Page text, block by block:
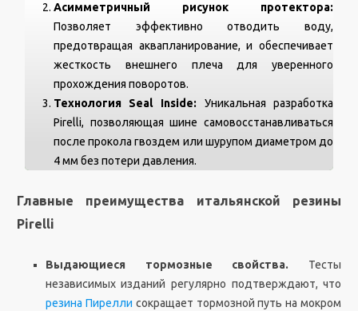
Асимметричный рисунок протектора:
Позволяет эффективно отводить воду,
предотвращая аквапланирование, и обеспечивает
жесткость внешнего плеча для уверенного
прохождения поворотов.
Технология Seal Inside: Уникальная разработка
Pirelli, позволяющая шине самовосстанавливаться
после прокола гвоздем или шурупом диаметром до
4 мм без потери давления.
Главные преимущества итальянской резины
Pirelli
Выдающиеся тормозные свойства. Тесты
независимых изданий регулярно подтверждают, что
резина Пирелли сокращает тормозной путь на мокром